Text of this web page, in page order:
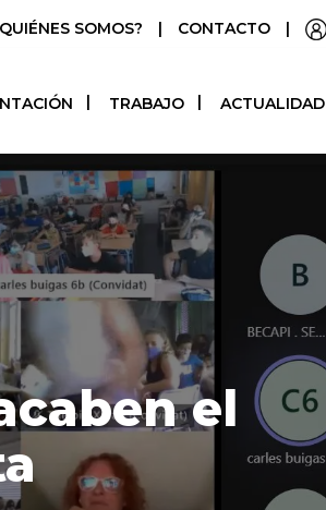
SOMOS? | CONTACTO |
TRABAJO ACTUALIDAD
el